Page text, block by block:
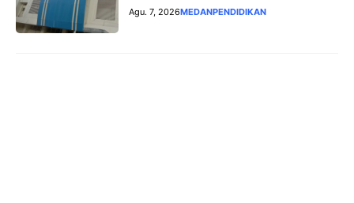
Agu. 7, 2026MEDANPENDIDIKAN